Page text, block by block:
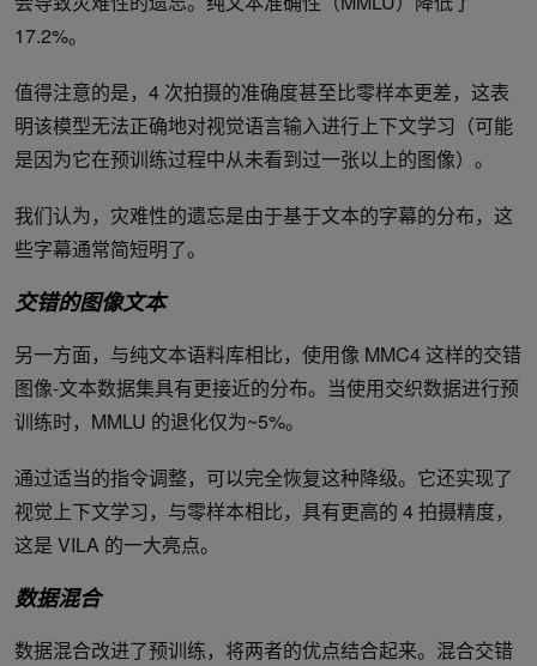
17.2%。
值得注意的是，4 次拍摄的准确度甚至比零样本更差，这表
明该模型无法正确地对视觉语言输入进行上下文学习（可能
是因为它在预训练过程中从未看到过一张以上的图像）。
我们认为，灾难性的遗忘是由于基于文本的字幕的分布，这
些字幕通常简短明了。
交错的图像文本
另一方面，与纯文本语料库相比，使用像 MMC4 这样的交错
图像-文本数据集具有更接近的分布。当使用交织数据进行预
训练时，MMLU 的退化仅为~5%。
通过适当的指令调整，可以完全恢复这种降级。它还实现了
视觉上下文学习，与零样本相比，具有更高的 4 拍摄精度，
这是 VILA 的一大亮点。
数据混合
数据混合改进了预训练，将两者的优点结合起来。混合交错